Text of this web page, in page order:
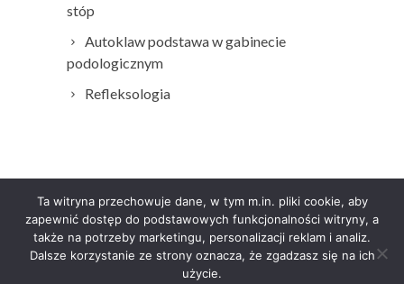
stóp
Autoklaw podstawa w gabinecie
podologicznym
Refleksologia
© 2023 | Podolog Agnieszka Kaszuba,
Ta witryna przechowuje dane, w tym m.in. pliki cookie, aby
zapewnić dostęp do podstawowych funkcjonalności witryny, a
także na potrzeby marketingu, personalizacji reklam i analiz.
Dalsze korzystanie ze strony oznacza, że zgadzasz się na ich
użycie.